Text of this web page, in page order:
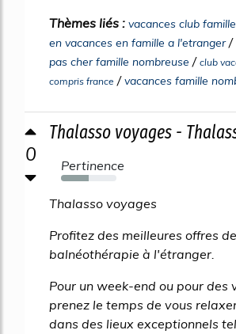
Thèmes liés : vacances club
en vacances en famille a l'etranger/
pas cher famille nombreuse / club
compris france /vacances famille
0
Thalasso voyages -
Pertinence
50%
Thalasso voyages
Profitez des meilleures offres
balnéothérapie à l'étranger.
Pour un week-end ou pour des
prenez le temps de vous
dans des lieux exceptionnels